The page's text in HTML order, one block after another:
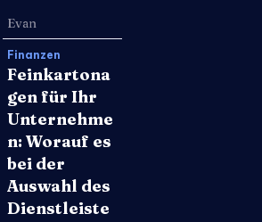
Evan
Finanzen
Feinkartona
gen für Ihr
Unternehme
n: Worauf es
bei der
Auswahl des
Dienstleiste